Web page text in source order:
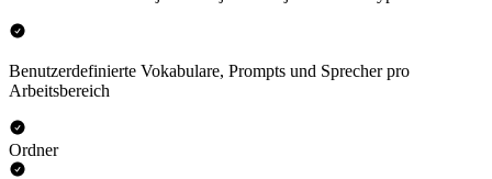
Benutzerdefinierte Vokabulare, Prompts und Sprecher pro
Arbeitsbereich
Ordner